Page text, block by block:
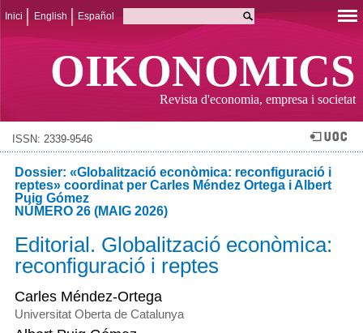
Inici English Español
OIKONOMICS
Revista d'economia, empresa i societat
ISSN: 2339-9546
Dossier: «Globalització econòmica: reconfiguració i
reptes» coordinat per Carles Méndez Ortega i Albert
Puig Gómez
NÚMERO 26 (MAIG 2026)
Editorial. Globalització econòmica:
reconfiguració i reptes
Carles Méndez-Ortega
Universitat Oberta de Catalunya